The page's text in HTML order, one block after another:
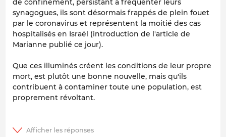
de confinement, persistant à fréquenter leurs
synagogues, ils sont désormais frappés de plein fouet
par le coronavirus et représentent la moitié des cas
hospitalisés en Israël (introduction de l'article de
Marianne publié ce jour).
Que ces illuminés créent les conditions de leur propre
mort, est plutôt une bonne nouvelle, mais qu'ils
contribuent à contaminer toute une population, est
proprement révoltant.